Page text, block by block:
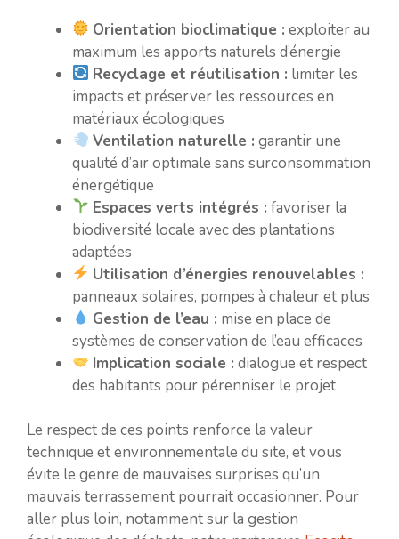
Orientation bioclimatique : exploiter au
maximum les apports naturels d’énergie
Recyclage et réutilisation : limiter les
impacts et préserver les ressources en
matériaux écologiques
Ventilation naturelle : garantir une
qualité d’air optimale sans surconsommation
énergétique
Espaces verts intégrés : favoriser la
biodiversité locale avec des plantations
adaptées
Utilisation d’énergies renouvelables :
panneaux solaires, pompes à chaleur et plus
Gestion de l’eau : mise en place de
systèmes de conservation de l’eau efficaces
Implication sociale : dialogue et respect
des habitants pour pérenniser le projet
Le respect de ces points renforce la valeur
technique et environnementale du site, et vous
évite le genre de mauvaises surprises qu’un
mauvais terrassement pourrait occasionner. Pour
aller plus loin, notamment sur la gestion